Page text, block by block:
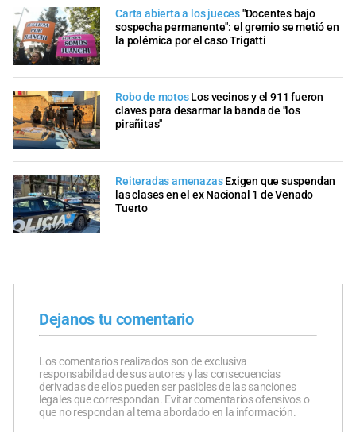
Carta abierta a los jueces"Docentes bajo
sospecha permanente": el gremio se metió en
la polémica por el caso Trigatti
Robo de motos Los vecinos y el 911 fueron
claves para desarmar la banda de "los
pirañitas"
Reiteradas amenazas Exigen que suspendan
las clases en el ex Nacional 1 de Venado
Tuerto
Dejanos tu comentario
Los comentarios realizados son de exclusiva
responsabilidad de sus autores y las consecuencias
derivadas de ellos pueden ser pasibles de las sanciones
legales que correspondan. Evitar comentarios ofensivos o
que no respondan al tema abordado en la información.